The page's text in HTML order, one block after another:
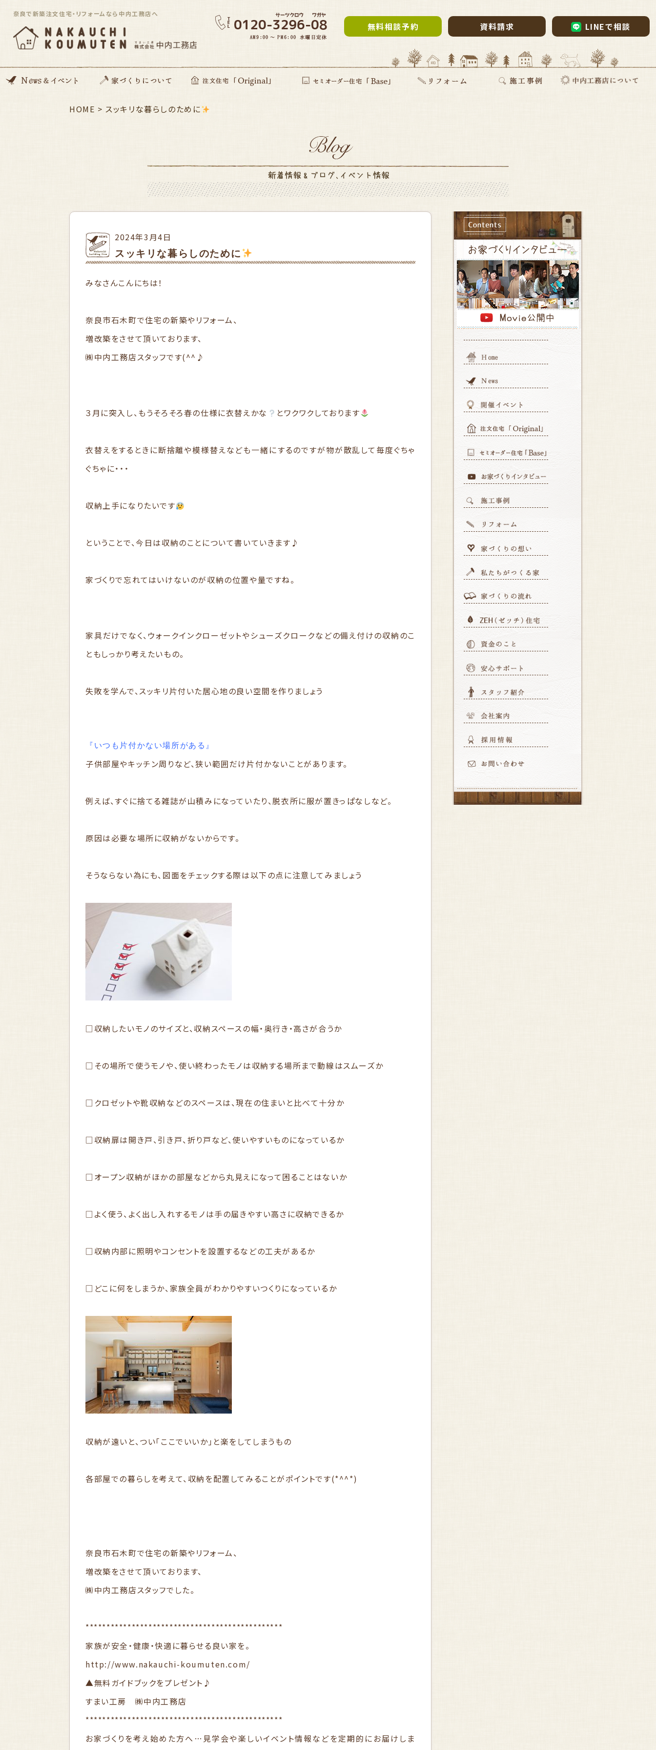
奈良で新築注文住宅・リフォームなら中内工務店へ
無料相談予約 資料請求 LINEで相談
住んでる住まい見学会 家づくりの想い
動画コンテンツ
私たちがつくる家
家づくりの流れ
ZEH住宅
SDGsへの取り組み
資金のこと
安心サポート 注文住宅「Original」
平屋住宅
HOME >スッキリな暮らしのために
2024年3月4日
スッキリな暮らしのために
みなさんこんにちは！
奈良市石木町で住宅の新築やリフォーム、
増改築をさせて頂いております、
㈱中内工務店スタッフです(^^♪
３月に突入し、もうそろそろ春の仕様に衣替えかな とワクワクしております
衣替えをするときに断捨離や模様替えなども一緒にするのですが物が散乱して毎度ぐちゃ
ぐちゃに・・・
収納上手になりたいです
ということで、今日は収納のことについて書いていきます♪
家づくりで忘れてはいけないのが収納の位置や量ですね。
家具だけでなく、ウォークインクローゼットやシューズクロークなどの備え付けの収納のこ
ともしっかり考えたいもの。
失敗を学んで、スッキリ片付いた居心地の良い空間を作りましょう
『いつも片付かない場所がある』
子供部屋やキッチン周りなど、狭い範囲だけ片付かないことがあります。
例えば、すぐに捨てる雑誌が山積みになっていたり、脱衣所に服が置きっぱなしなど。
原因は必要な場所に収納がないからです。
そうならない為にも、図面をチェックする際は以下の点に注意してみましょう
□収納したいモノのサイズと、収納スペースの幅・奥行き・高さが合うか
□その場所で使うモノや、使い終わったモノは収納する場所まで動線はスムーズか
□クロゼットや靴収納などのスペースは、現在の住まいと比べて十分か
□収納扉は開き戸、引き戸、折り戸など、使いやすいものになっているか
□オープン収納がほかの部屋などから丸見えになって困ることはないか
□よく使う、よく出し入れするモノは手の届きやすい高さに収納できるか
□収納内部に照明やコンセントを設置するなどの工夫があるか
□どこに何をしまうか、家族全員がわかりやすいつくりになっているか
収納が遠いと、つい「ここでいいか」と楽をしてしまうもの
各部屋での暮らしを考えて、収納を配置してみることがポイントです(*^^*)
奈良市石木町で住宅の新築やリフォーム、
増改築をさせて頂いております、
㈱中内工務店スタッフでした。
***********************************************
家族が安全・健康・快適に暮らせる良い家を。
http://www.nakauchi-koumuten.com/
▲無料ガイドブックをプレゼント♪
すまい工房 ㈱中内工務店
***********************************************
お家づくりを考え始めた方へ…見学会や楽しいイベント情報などを定期的にお届けしま